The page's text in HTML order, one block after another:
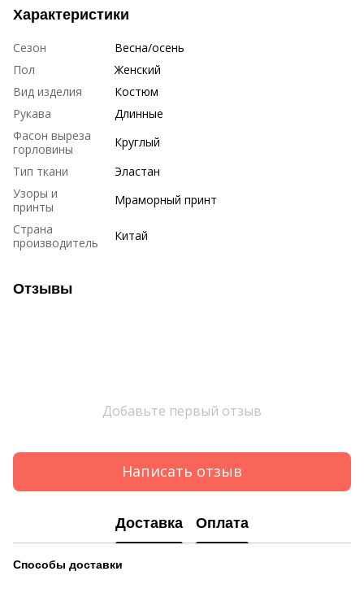
Характеристики
Сезон
Весна/осень
Пол
Женский
Вид изделия
Костюм
Рукава
Длинные
Фасон выреза
горловины
Круглый
Тип ткани
Эластан
Узоры и
принты
Мраморный принт
Страна
производитель
Китай
Отзывы
Добавьте первый отзыв
Написать отзыв
Доставка Оплата
Способы доставки